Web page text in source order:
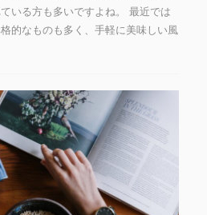
いる方も多いですよね。 最近では
的なものも多く、手軽に美味しい風